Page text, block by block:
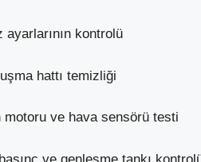
ayarlarının kontrolü
hattı temizliği
motoru ve hava sensörü testi